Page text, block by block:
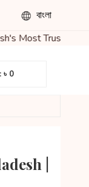
বাংলা
Most Trusted
৳ 0
|